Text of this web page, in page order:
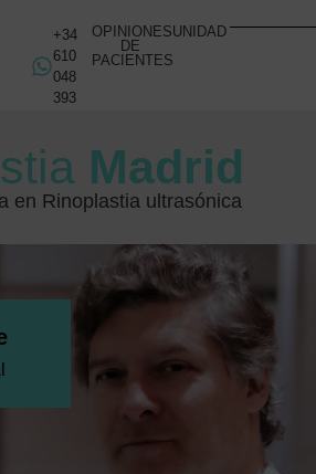
+34
610
048
393
OPINIONES
DE
PACIENTES
UNIDAD
Madrid
en Rinoplastia ultrasónica